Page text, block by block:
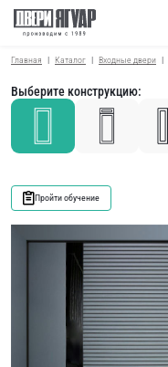
Главная Каталог Входные двери
Выберите конструкцию:
Пройти обучение